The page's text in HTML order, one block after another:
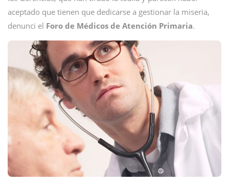
aceptado que tienen que dedicarse a gestionar la miseria,
denunci el Foro de Médicos de Atención Primaria.